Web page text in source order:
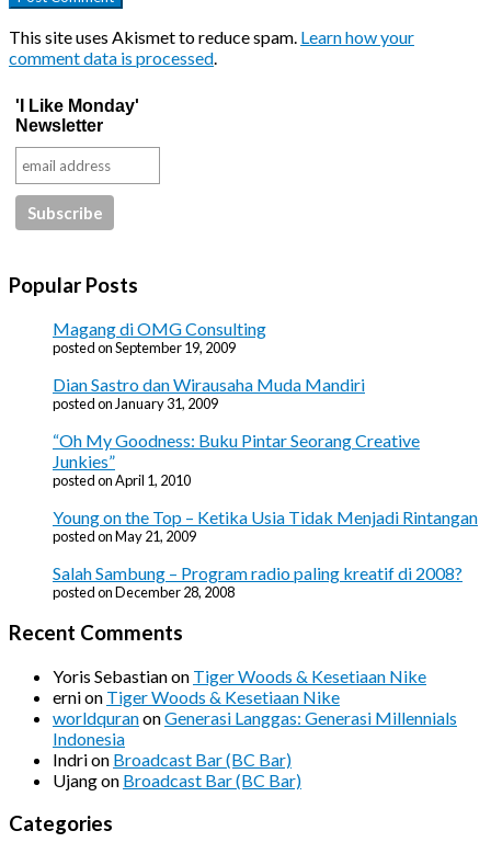
This site uses Akismet to reduce spam. Learn how your
comment data is processed.
'I Like Monday'
Newsletter
Popular Posts
Magang di OMG Consulting
posted on September 19, 2009
Dian Sastro dan Wirausaha Muda Mandiri
posted on January 31, 2009
“Oh My Goodness: Buku Pintar Seorang Creative
Junkies”
posted on April 1, 2010
Young on the Top – Ketika Usia Tidak Menjadi Rintangan
posted on May 21, 2009
Salah Sambung – Program radio paling kreatif di 2008?
posted on December 28, 2008
Recent Comments
Yoris Sebastianon Tiger Woods & Kesetiaan Nike
ernion Tiger Woods & Kesetiaan Nike
worldquranonGenerasi Langgas: Generasi Millennials
Indonesia
Indrion Broadcast Bar (BC Bar)
Ujangon Broadcast Bar (BC Bar)
Categories